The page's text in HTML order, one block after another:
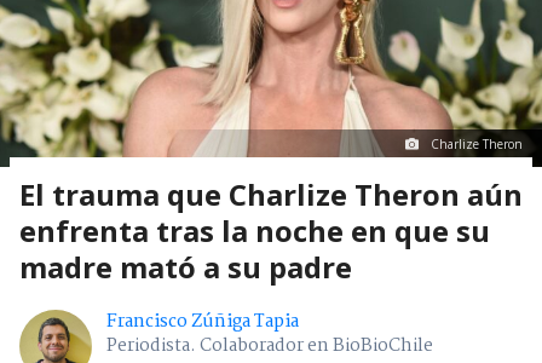
Charlize Theron
El trauma que Charlize Theron aún
enfrenta tras la noche en que su
madre mató a su padre
Francisco Zúñiga Tapia
Periodista. Colaborador en BioBioChile